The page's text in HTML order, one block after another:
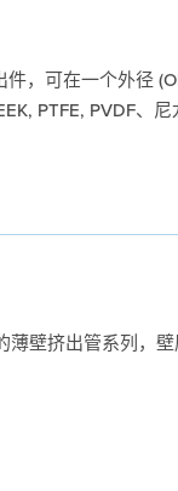
，可在一个外径
PTFE, PVDF、
壁挤出管系列，